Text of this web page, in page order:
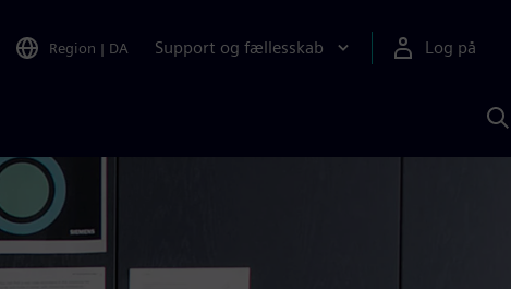
Region | DA Support og fællesskab Log på